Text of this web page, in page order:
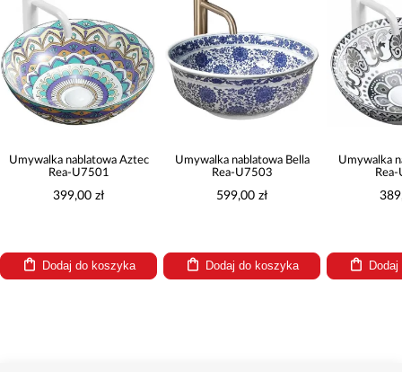
Umywalka nablatowa Aztec
Rea-U7501
399,00 zł
Dodaj do koszyka
Umywalka nablatowa Bella
Rea-U7503
599,00 zł
Dodaj do koszyka
Umywalka